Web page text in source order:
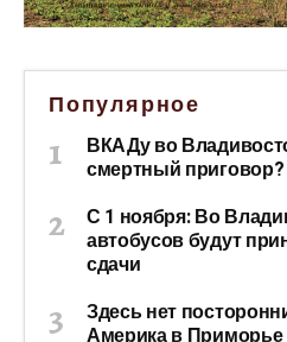
Популярное
ВКАДу во
смертный приговор?
С 1 ноября: Во
автобусов будут
сдачи
Здесь нет
Америка в Приморье